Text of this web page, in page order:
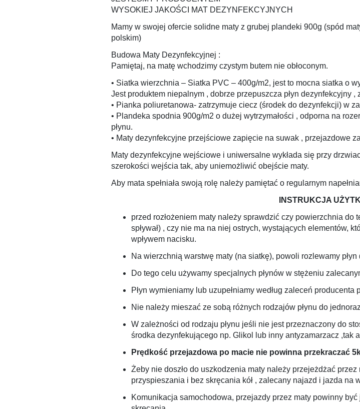
WYSOKIEJ JAKOŚCI MAT DEZYNFEKCYJNYCH
Mamy w swojej ofercie solidne maty z grubej plandeki 900g (spód
polskim)
Budowa Maty Dezynfekcyjnej :
Pamiętaj, na matę wchodzimy czystym butem nie obłoconym.
• Siatka wierzchnia – Siatka PVC – 400g/m2, jest to mocna siatka o
Jest produktem niepalnym , dobrze przepuszcza płyn dezynfekcyjny
• Pianka poliuretanowa- zatrzymuje ciecz (środek do dezynfekcji) w
• Plandeka spodnia 900g/m2 o dużej wytrzymałości , odporna na
płynu.
• Maty dezynfekcyjne przejściowe zapięcie na suwak , przejazdowe
Maty dezynfekcyjne wejściowe i uniwersalne wykłada się przy
szerokości wejścia tak, aby uniemożliwić obejście maty.
Aby mata spełniała swoją rolę należy pamiętać o regularnym
INSTRUKCJA
przed rozłożeniem maty należy sprawdzić czy powierzchnia do
spływał) , czy nie ma na niej ostrych, wystających elementów,
wpływem nacisku.
Na wierzchnią warstwę maty (na siatkę), powoli rozlewamy
Do tego celu używamy specjalnych płynów w stężeniu
Płyn wymieniamy lub uzupełniamy według zaleceń producenta
Nie należy mieszać ze sobą różnych rodzajów płynu do
W zależności od rodzaju płynu jeśli nie jest przeznaczony do
środka dezynfekującego np. Glikol lub inny antyzamarzacz ,tak
Prędkość przejazdowa po macie nie powinna przekraczać
Żeby nie doszło do uszkodzenia maty należy przejeżdżać
przyspieszania i bez skręcania kół , zalecany najazd i jazda na
Komunikacja samochodowa, przejazdy przez maty powinny